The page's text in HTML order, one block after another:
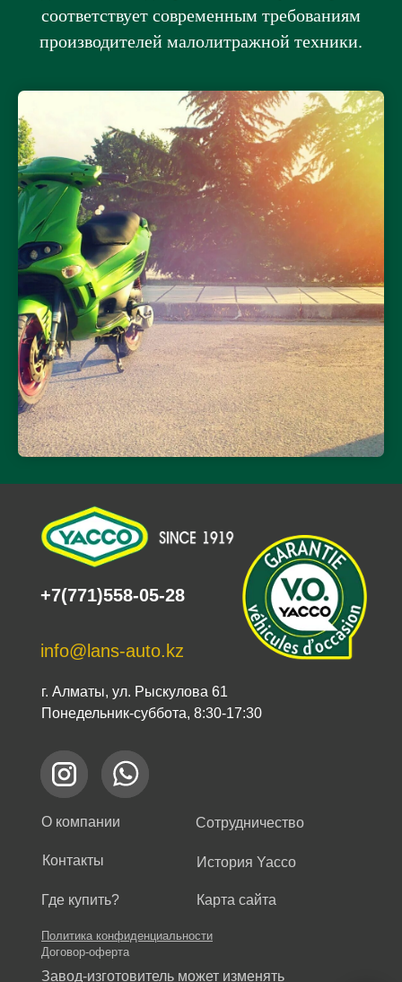
соответствует современным требованиям
производителей малолитражной техники.
Политика конфиденциальности
Договор-оферта
О компании Сотрудничество
Контакты
Где купить?
История Yacco
+7(771)558-05-28
info@lans-auto.kz
г. Алматы, ул. Рыскулова 61
Понедельник-суббота, 8:30-17:30
Карта сайта
Завод-изготовитель может изменять